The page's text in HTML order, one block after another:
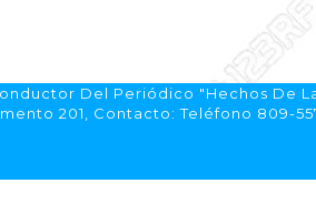
Del Periódico "Hechos De
201, Contacto: Teléfono 809-